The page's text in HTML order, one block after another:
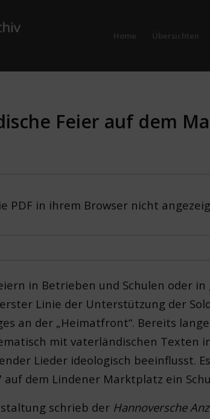
Home Übersichten
Feier auf dem
PDF in ihrem Browser nicht
in Betrieben und Schulen oder
Linie der Unterstützung der
an der „Heimatfront“. Bereits
mit vaterländischen Texten
Lieder ideologisch beeinflusst.
auf dem Lindener Marktplatz ein
schrieb der Hannoversche